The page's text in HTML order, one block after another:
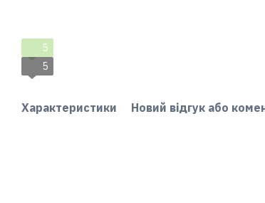
5
5
Характеристики Новий відгук або